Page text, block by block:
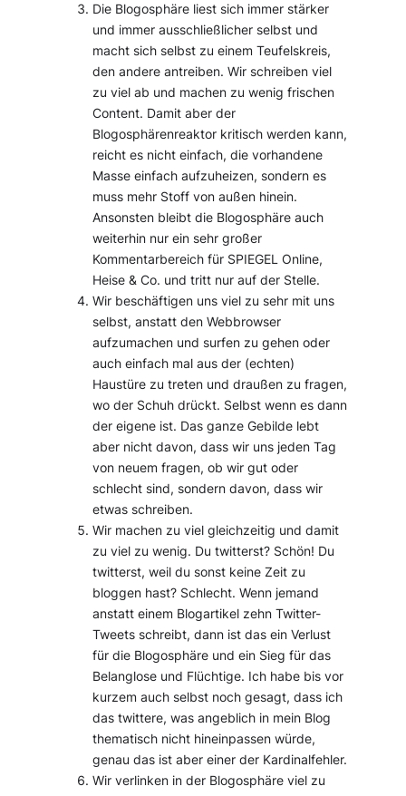
Die Blogosphäre liest sich immer stärker
und immer ausschließlicher selbst und
macht sich selbst zu einem Teufelskreis,
den andere antreiben. Wir schreiben viel
zu viel ab und machen zu wenig frischen
Content. Damit aber der
Blogosphärenreaktor kritisch werden kann,
reicht es nicht einfach, die vorhandene
Masse einfach aufzuheizen, sondern es
muss mehr Stoff von außen hinein.
Ansonsten bleibt die Blogosphäre auch
weiterhin nur ein sehr großer
Kommentarbereich für SPIEGEL Online,
Heise & Co. und tritt nur auf der Stelle.
Wir beschäftigen uns viel zu sehr mit uns
selbst, anstatt den Webbrowser
aufzumachen und surfen zu gehen oder
auch einfach mal aus der (echten)
Haustüre zu treten und draußen zu fragen,
wo der Schuh drückt. Selbst wenn es dann
der eigene ist. Das ganze Gebilde lebt
aber nicht davon, dass wir uns jeden Tag
von neuem fragen, ob wir gut oder
schlecht sind, sondern davon, dass wir
etwas schreiben.
Wir machen zu viel gleichzeitig und damit
zu viel zu wenig. Du twitterst? Schön! Du
twitterst, weil du sonst keine Zeit zu
bloggen hast? Schlecht. Wenn jemand
anstatt einem Blogartikel zehn Twitter-
Tweets schreibt, dann ist das ein Verlust
für die Blogosphäre und ein Sieg für das
Belanglose und Flüchtige. Ich habe bis vor
kurzem auch selbst noch gesagt, dass ich
das twittere, was angeblich in mein Blog
thematisch nicht hineinpassen würde,
genau das ist aber einer der Kardinalfehler.
Wir verlinken in der Blogosphäre viel zu